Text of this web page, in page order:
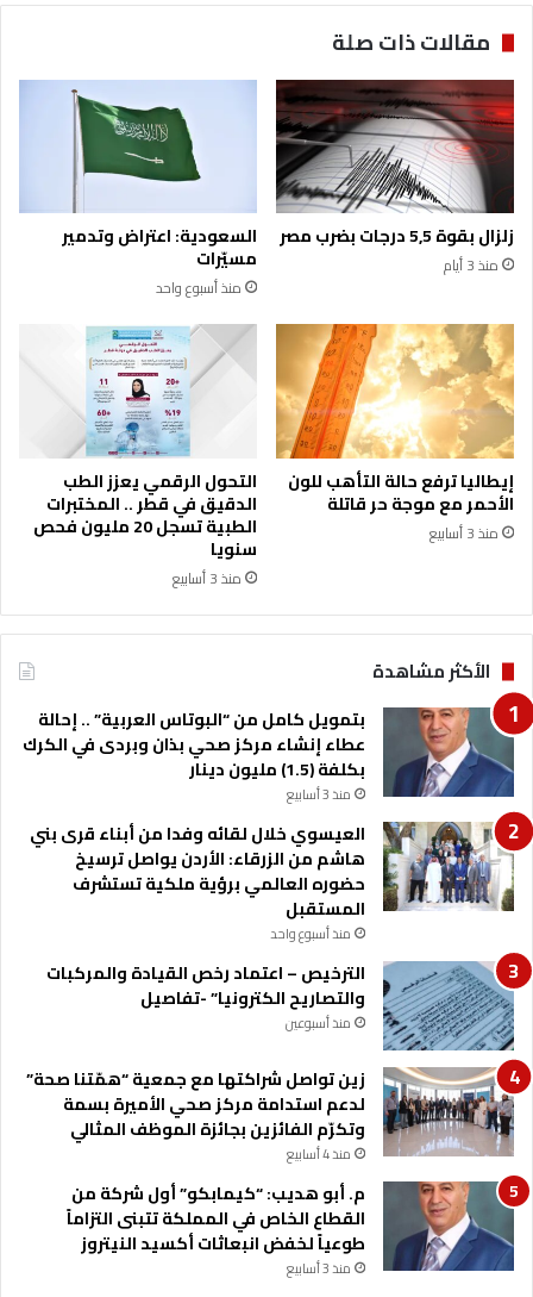
س
ر
ه
ا
ت
د
ر
ي
ي
ي
ت
ر
ك
ي
ا
ر
ك
ة
م
ع
"
ب
ي
ر
و
"
ل
ل
ا
س
ت
م
ر
ب
ط
و
ي
ر
ا
ل
ت
ع
ل
ي
م
ل
م
ه
ن
ي
و
ا
ل
ت
ق
ي
مقالات ذات صلة
زلزال بقوة 5,5 درجات بضرب مصر
منذ 3 أيام
السعودية: اعتراض وتدمير
مسيّرات
منذ أسبوع واحد
إيطاليا ترفع حالة التأهب للون
الأحمر مع موجة حر قاتلة
منذ 3 أسابيع
التحول الرقمي يعزز الطب
الدقيق في قطر .. المختبرات
الطبية تسجل 20 مليون فحص
سنويا
منذ 3 أسابيع
الأكثر مشاهدة
بتمويل كامل من “البوتاس العربية” .. إحالة
عطاء إنشاء مركز صحي بذان وبردى في الكرك
بكلفة (1.5) مليون دينار
منذ 3 أسابيع
العيسوي خلال لقائه وفدا من أبناء قرى بني
هاشم من الزرقاء: الأردن يواصل ترسيخ
حضوره العالمي برؤية ملكية تستشرف
المستقبل
منذ أسبوع واحد
الترخيص – اعتماد رخص القيادة والمركبات
والتصاريح الكترونيا” -تفاصيل
منذ أسبوعين
زين تواصل شراكتها مع جمعية “همّتنا صحة”
لدعم استدامة مركز صحي الأميرة بسمة
وتكرّم الفائزين بجائزة الموظف المثالي
منذ 4 أسابيع
م. أبو هديب: “كيمابكو” أول شركة من
القطاع الخاص في المملكة تتبنى التزاماً
طوعياً لخفض انبعاثات أكسيد النيتروز
منذ 3 أسابيع